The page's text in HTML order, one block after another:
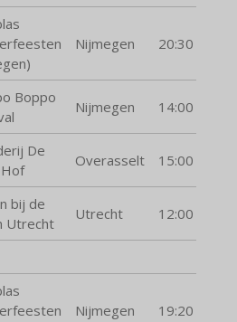
Nijmegen 20:30
Boppo
Nijmegen 14:00
De
Overasselt 15:00
bij de
Utrecht
Utrecht 12:00
Nijmegen 19:20